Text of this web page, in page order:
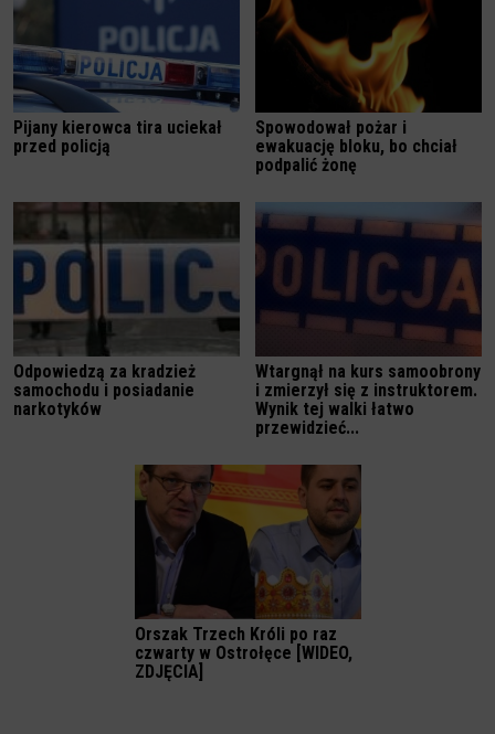
Pijany kierowca tira uciekał
przed policją
Spowodował pożar i
ewakuację bloku, bo chciał
podpalić żonę
Odpowiedzą za kradzież
samochodu i posiadanie
narkotyków
Wtargnął na kurs samoobrony
i zmierzył się z instruktorem.
Wynik tej walki łatwo
przewidzieć...
Orszak Trzech Króli po raz
czwarty w Ostrołęce [WIDEO,
ZDJĘCIA]